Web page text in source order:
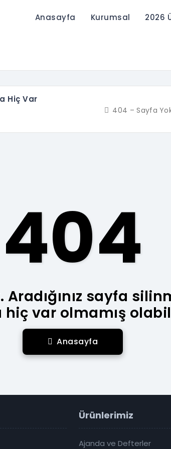
Anasayfa Kurumsal 2026
Hiç Var
404 – Sayfa
404
sayfa
hiç var olmamış
Anasayfa
Ürünlerimiz
Ajanda ve Defterler